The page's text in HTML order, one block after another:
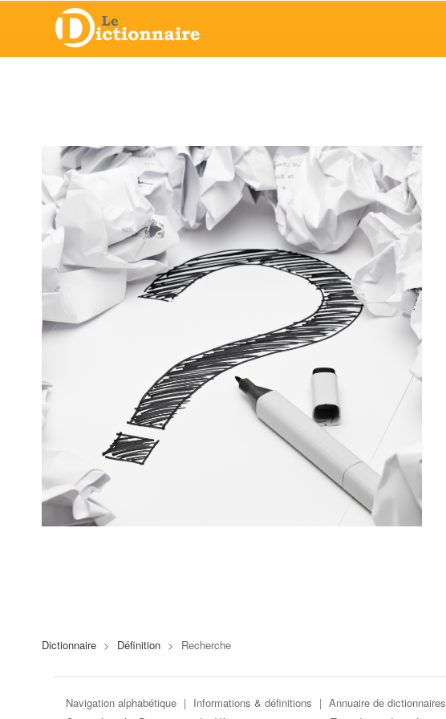
Dictionnaire > Définition > Recherche
Navigation alphabétique | Informations & définitions | Annuaire de dictionnaires